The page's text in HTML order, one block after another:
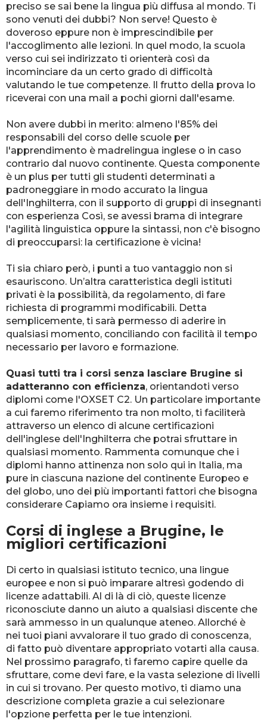
preciso se sai bene la lingua più diffusa al mondo. Ti
sono venuti dei dubbi? Non serve! Questo è
doveroso eppure non è imprescindibile per
l'accoglimento alle lezioni. In quel modo, la scuola
verso cui sei indirizzato ti orienterà così da
incominciare da un certo grado di difficoltà
valutando le tue competenze. Il frutto della prova lo
riceverai con una mail a pochi giorni dall'esame.
Non avere dubbi in merito: almeno l'85% dei
responsabili del corso delle scuole per
l'apprendimento è madrelingua inglese o in caso
contrario dal nuovo continente. Questa componente
è un plus per tutti gli studenti determinati a
padroneggiare in modo accurato la lingua
dell'Inghilterra, con il supporto di gruppi di insegnanti
con esperienza Così, se avessi brama di integrare
l'agilità linguistica oppure la sintassi, non c'è bisogno
di preoccuparsi: la certificazione è vicina!
Ti sia chiaro però, i punti a tuo vantaggio non si
esauriscono. Un’altra caratteristica degli istituti
privati è la possibilità, da regolamento, di fare
richiesta di programmi modificabili. Detta
semplicemente, ti sarà permesso di aderire in
qualsiasi momento, conciliando con facilità il tempo
necessario per lavoro e formazione.
Quasi tutti tra i corsi senza lasciare Brugine si
adatteranno con efficienza, orientandoti verso
diplomi come l'OXSET C2. Un particolare importante
a cui faremo riferimento tra non molto, ti faciliterà
attraverso un elenco di alcune certificazioni
dell'inglese dell'Inghilterra che potrai sfruttare in
qualsiasi momento. Rammenta comunque che i
diplomi hanno attinenza non solo qui in Italia, ma
pure in ciascuna nazione del continente Europeo e
del globo, uno dei più importanti fattori che bisogna
considerare Capiamo ora insieme i requisiti.
Corsi di inglese a Brugine, le
migliori certificazioni
Di certo in qualsiasi istituto tecnico, una lingue
europee e non si può imparare altresì godendo di
licenze adattabili. Al di là di ciò, queste licenze
riconosciute danno un aiuto a qualsiasi discente che
sarà ammesso in un qualunque ateneo. Allorché è
nei tuoi piani avvalorare il tuo grado di conoscenza,
di fatto può diventare appropriato votarti alla causa.
Nel prossimo paragrafo, ti faremo capire quelle da
sfruttare, come devi fare, e la vasta selezione di livelli
in cui si trovano. Per questo motivo, ti diamo una
descrizione completa grazie a cui selezionare
l'opzione perfetta per le tue intenzioni.